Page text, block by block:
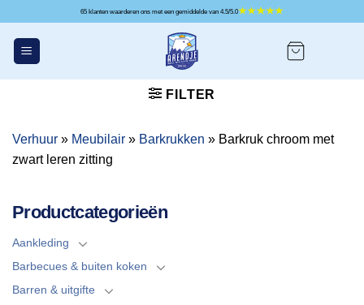
inhoud
65 klanten waarderen ons met een gemiddelde van 4.5/5.0
FILTER
Verhuur » Meubilair » Barkrukken » Barkruk chroom met
zwart leren zitting
Productcategorieën
Aankleding
Barbecues & buiten koken
Barren & uitgifte